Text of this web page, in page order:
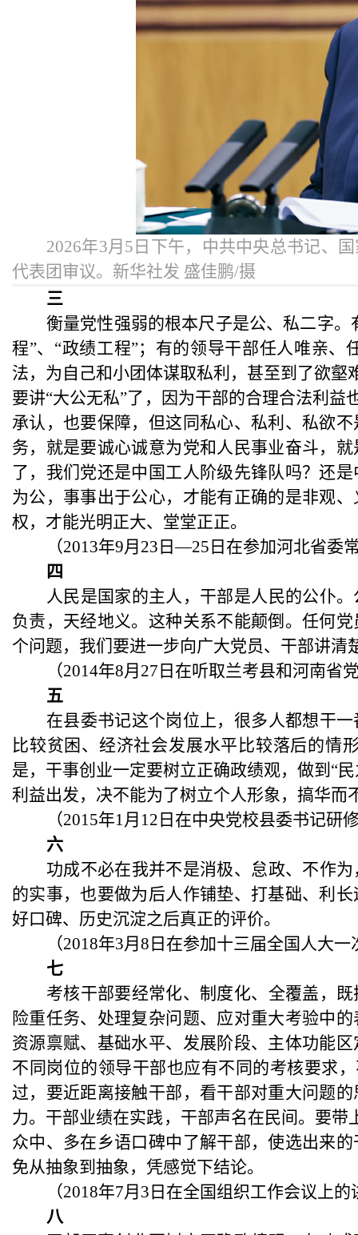
2026年3月5日下午，中共中央总书记、
代表团审议。新华社发 盛佳鹏/摄
三
衡量党性强弱的根本尺子是公、私二字
程”、“政绩工程”；有的领导干部任人唯亲
法，为自己和小团体谋取私利，甚至到了欲壑
要讲“大公无私”了，因为干部的合理合法利
承认，也要保障，但这同私心、私利、私欲
务，就是要诚心诚意为党和人民事业奋斗，
了，我们党还是中国工人阶级先锋队吗？还
为公，事事出于公心，才能有正确的是非观
权，才能光明正大、堂堂正正。
（2013年9月23日—25日在参加河北省委
四
人民是国家的主人，干部是人民的公仆
负责，天经地义。这种关系不能颠倒。任何
个问题，我们要进一步向广大党员、干部讲清
（2014年8月27日在听取兰考县和河南省
五
在县委书记这个岗位上，很多人都想干
比较贫困、经济社会发展水平比较落后的情
是，干事创业一定要树立正确政绩观，做到 “
利益出发，决不能为了树立个人形象，搞华而
（2015年1月12日在中央党校县委书记研
六
功成不必在我并不是消极、怠政、不作
的实事，也要做为后人作铺垫、打基础、利
好口碑、历史沉淀之后真正的评价。
（2018年3月8日在参加十三届全国人大
七
考核干部要经常化、制度化、全覆盖，
险重任务、处理复杂问题、应对重大考验中
资源禀赋、基础水平、发展阶段、主体功能
不同岗位的领导干部也应有不同的考核要求
过，要近距离接触干部，看干部对重大问题
力。干部业绩在实践，干部声名在民间。要带
众中、多在乡语口碑中了解干部，使选出来
免从抽象到抽象，凭感觉下结论。
（2018年7月3日在全国组织工作会议上的
八